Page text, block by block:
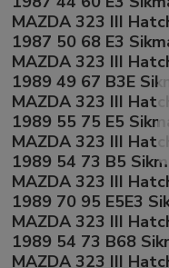
MAZDA 323 III
1987 50 68 E3
MAZDA 323 III
1989 49 67 B3E
MAZDA 323 III
1989 55 75 E5
MAZDA 323 III
1989 54 73 B5
MAZDA 323 III
1989 70 95 E5E3
MAZDA 323 III
1989 54 73 B68
MAZDA 323 III